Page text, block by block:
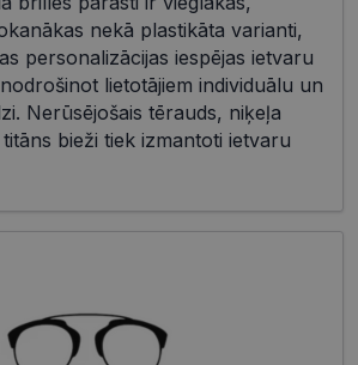
nekā plastikāta varianti,
personalizācijas iespējas ietvaru
lietotājiem individuālu un
Nerūsējošais tērauds, niķeļa
bieži tiek izmantoti ietvaru